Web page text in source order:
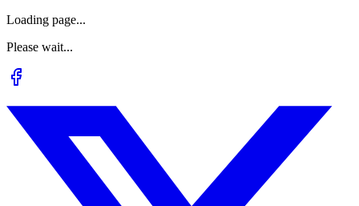
Loading page...
Please wait...